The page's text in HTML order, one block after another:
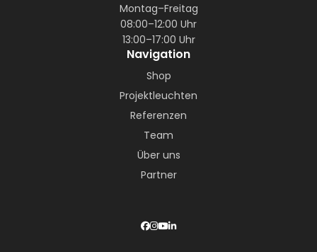
Montag–Freitag
08:00–12:00 Uhr
13:00–17:00 Uhr
Navigation
Shop
Projektleuchten
Referenzen
Team
Über uns
Partner